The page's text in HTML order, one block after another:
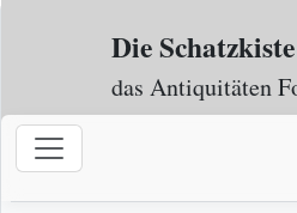
Zum Inhalt
Die
das Antiquitäten